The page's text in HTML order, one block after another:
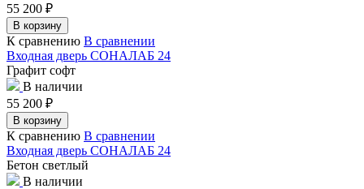
55 200 ₽
В корзину
К сравнению В сравнении
Входная дверь СОНАЛАБ 24
Графит софт
В наличии
55 200 ₽
В корзину
К сравнению В сравнении
Входная дверь СОНАЛАБ 24
Бетон светлый
В наличии